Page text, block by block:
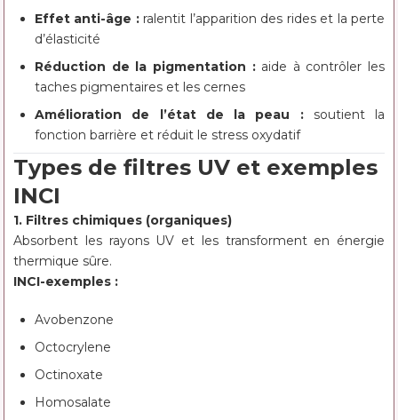
Effet anti-âge :ralentit l’apparition des rides et la perte
d’élasticité
Réduction de la pigmentation :aide à contrôler les
taches pigmentaires et les cernes
Amélioration de l’état de la peau :soutient la
fonction barrière et réduit le stress oxydatif
Types de filtres UV et exemples
INCI
1. Filtres chimiques (organiques)
Absorbent les rayons UV et les transforment en énergie
thermique sûre.
INCI-exemples :
Avobenzone
Octocrylene
Octinoxate
Homosalate